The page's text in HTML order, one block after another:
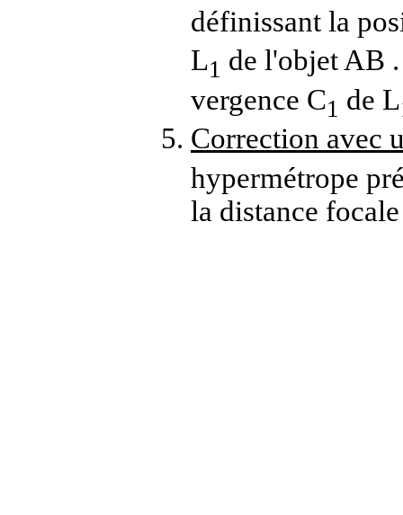
définissant la
L1 de l'objet AB
vergence C1 de L
Correction avec
hypermétrope
la distance